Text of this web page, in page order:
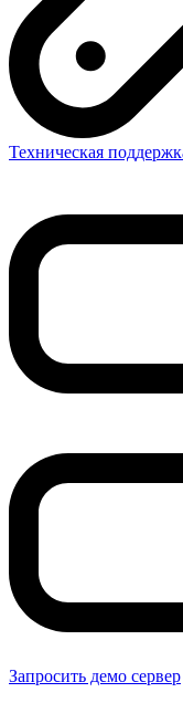
Техническая
Запросить демо сервер